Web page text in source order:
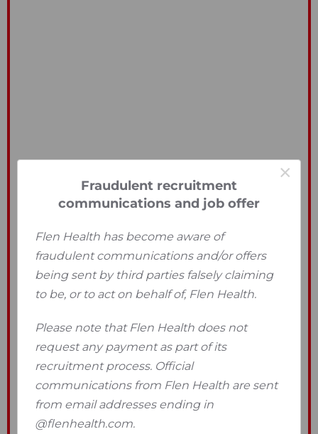
×
Fraudulent recruitment
communications and job offer
Flen Health has become aware of
fraudulent communications and/or offers
being sent by third parties falsely claiming
to be, or to act on behalf of, Flen Health.
Please note that Flen Health does not
request any payment as part of its
recruitment process. Official
communications from Flen Health are sent
from email addresses ending in
@flenhealth.com.